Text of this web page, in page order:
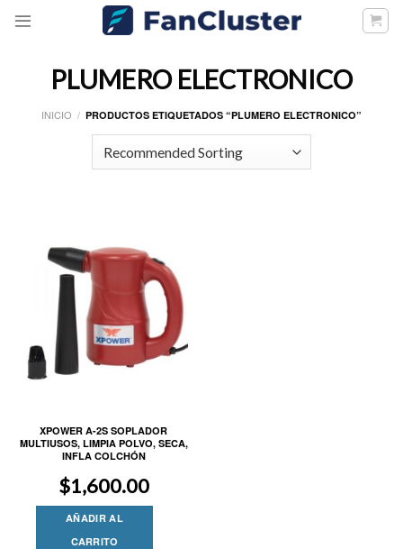
PLUMERO ELECTRONICO
INICIO / PRODUCTOS ETIQUETADOS “PLUMERO ELECTRONICO”
XPOWER A-2S SOPLADOR
MULTIUSOS, LIMPIA POLVO, SECA,
INFLA COLCHÓN
$1,600.00
AÑADIR AL
CARRITO